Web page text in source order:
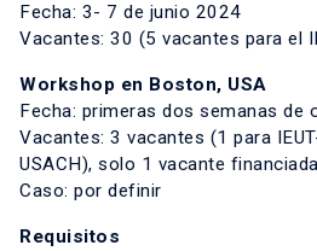
Fecha: 3- 7 de junio 2024
Vacantes: 30 (5 vacantes para el
Workshop en Boston, USA
Fecha: primeras dos semanas de
Vacantes: 3 vacantes (1 para
USACH), solo 1 vacante
Caso: por definir
Requisitos